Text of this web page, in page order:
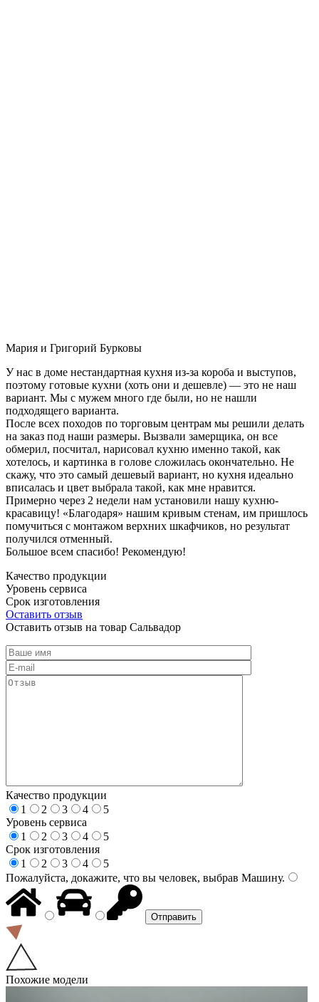
Мария и Григорий Бурковы
У нас в доме нестандартная кухня из-за короба и выступов,
поэтому готовые кухни (хоть они и дешевле) — это не наш
вариант. Мы с мужем много где были, но не нашли
подходящего варианта.
После всех походов по торговым центрам мы решили делать
на заказ под наши размеры. Вызвали замерщика, он все
обмерил, посчитал, нарисовал кухню именно такой, как
хотелось, и картинка в голове сложилась окончательно. Не
скажу, что это самый дешевый вариант, но кухня идеально
вписалась и цвет выбрала такой, как мне нравится.
Примерно через 2 недели нам установили нашу кухню-
красавицу! «Благодаря» нашим кривым стенам, им пришлось
помучиться с монтажом верхних шкафчиков, но результат
получился отменный.
Большое всем спасибо! Рекомендую!
Качество продукции
Уровень сервиса
Срок изготовления
Оставить отзыв
Оставить отзыв на товар Сальвадор
Качество продукции
1
2 3 4
5
Уровень сервиса
1
2 3 4
5
Срок изготовления
1
2 3 4
5
Пожалуйста, докажите, что вы человек, выбрав Машину.
Похожие модели